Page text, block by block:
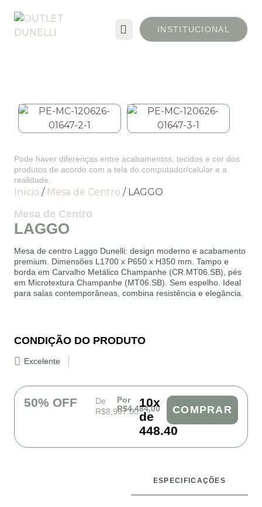
INSTITUCIONAL
Pode haver diferenças entre acabamentos, tecidos e cor dos
produtos de acordo com a tela do computador/celular e a
realidade.
Início / Mesa de Centro / LAGGO
Mesa de Centro
LAGGO
Mesa de centro Laggo Dunelli: design moderno e acabamento
premium. Dimensões L1700 x P650 x H350 mm. Tampo e
borda em Carvalho Metálico Champanhe (CR.MT06.SB), pés
em Microtextura Champanhe (MT06.SB). Sem espelho. Ideal
para salas contemporâneas, combina resistência e elegância.
CONDIÇÃO DO PRODUTO
Excelente
50% OFF
De
R$8,967.00
Por
R$4.484,00
10x
de
448.40
COMPRAR
ESPECIFICAÇÕES